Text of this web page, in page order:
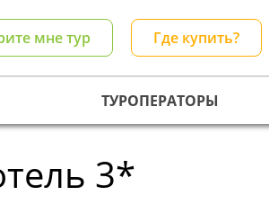
мне тур Где купить?
ТУРОПЕРАТОРЫ
3*